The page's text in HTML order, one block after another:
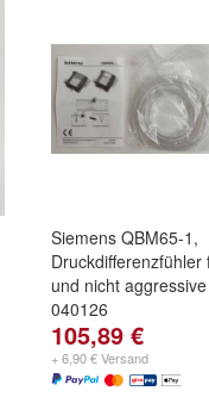
Siemens QBM65-1,
Druckdifferenzfühler
und nicht
040126
105,89 €
+ 6,90 € Versand